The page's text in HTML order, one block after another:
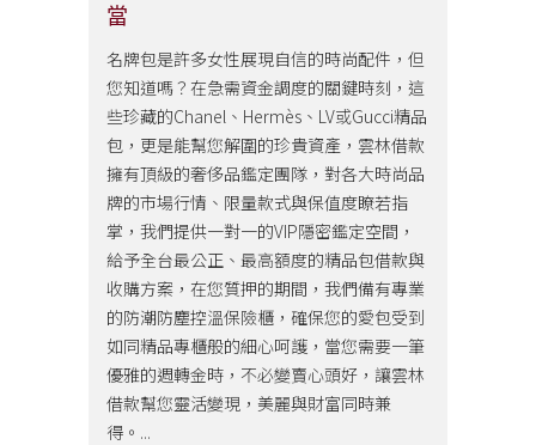
當
名牌包是許多女性展現自信的時尚配件，但
您知道嗎？在急需資金調度的關鍵時刻，這
些珍藏的Chanel、Hermès、LV或Gucci精品
包，更是能幫您解圍的珍貴資產，雲林借款
擁有頂級的奢侈品鑑定團隊，對各大時尚品
牌的市場行情、限量款式與保值度瞭若指
掌，我們提供一對一的VIP隱密鑑定空間，
給予全台最公正、最高額度的精品包借款與
收購方案，在您質押的期間，我們備有專業
的防潮防塵控溫保險櫃，確保您的愛包受到
如同精品專櫃般的細心呵護，當您需要一筆
優雅的週轉金時，不必變賣心頭好，讓雲林
借款幫您靈活變現，美麗與財富同時兼
得。...